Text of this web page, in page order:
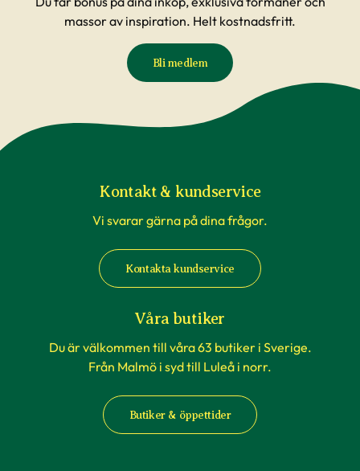
massor av inspiration. Helt kostnadsfritt.
Bli medlem
Kontakt & kundservice
Vi svarar gärna på dina frågor.
Kontakta kundservice
Våra butiker
Du är välkommen till våra 63 butiker i Sverige.
Från Malmö i syd till Luleå i norr.
Butiker & öppettider